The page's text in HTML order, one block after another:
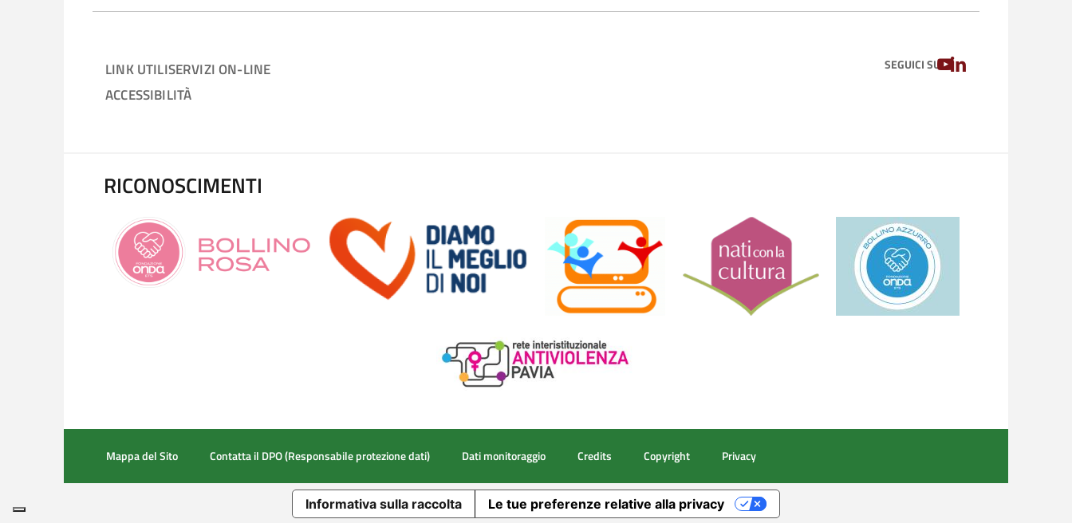
LINK UTILISERVIZI ON-LINE
ACCESSIBILITÀ
SEGUICI SUYOUTUBE
LINKEDIN
RICONOSCIMENTI
Mappa del Sito Contatta il DPO (Responsabile protezione dati) Dati monitoraggio Credits Copyright Privacy
Informativa sulla raccolta Le tue preferenze relative alla privacy